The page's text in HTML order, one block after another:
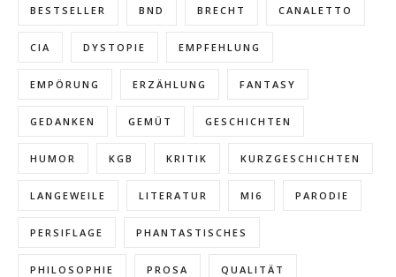
BESTSELLER BND BRECHT CANALETTO
CIA DYSTOPIE EMPFEHLUNG
EMPÖRUNG ERZÄHLUNG FANTASY
GEDANKEN GEMÜT GESCHICHTEN
HUMOR KGB KRITIK KURZGESCHICHTEN
LANGEWEILE LITERATUR MI6 PARODIE
PERSIFLAGE PHANTASTISCHES
PHILOSOPHIE PROSA QUALITÄT